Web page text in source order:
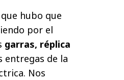
hubo que
por el
garras, réplica
entregas de la
Nos